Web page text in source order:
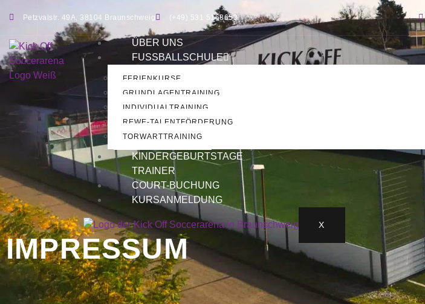
Petzvalstr. 49A, 38104 Braunschweig (+49) 531 5168653
ÜBER UNS
FUSSBALLSCHULE
FERIENKURSE
GRUNDLAGENTRAINING
INDIVIDUALTRAINING
REWE-TALENTFÖRDERUNG
TORWARTTRAINING
KINDERGEBURTSTAGE
TRAINER
COURT-BUCHUNG
KURSANMELDUNG
X
IMPRESSUM